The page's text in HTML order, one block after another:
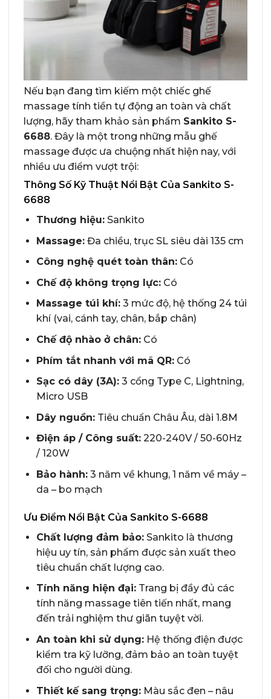
Nếu bạn đang tìm kiếm một chiếc ghế
massage tính tiền tự động an toàn và chất
lượng, hãy tham khảo sản phẩm Sankito S-
6688. Đây là một trong những mẫu ghế
massage được ưa chuộng nhất hiện nay, với
nhiều ưu điểm vượt trội:
Thông Số Kỹ Thuật Nổi Bật Của Sankito S-
6688
Thương hiệu:Sankito
Massage:Đa chiều, trục SL siêu dài 135 cm
Công nghệ quét toàn thân:Có
Chế độ không trọng lực:Có
Massage túi khí:3 mức độ, hệ thống 24 túi
khí (vai, cánh tay, chân, bắp chân)
Chế độ nhào ở chân:Có
Phím tắt nhanh với mã QR:Có
Sạc có dây (3A):3 cổng Type C, Lightning,
Micro USB
Dây nguồn:Tiêu chuẩn Châu Âu, dài 1.8M
Điện áp / Công suất:220-240V / 50-60Hz
/ 120W
Bảo hành:3 năm về khung, 1 năm về máy –
da – bo mạch
Ưu Điểm Nổi Bật Của Sankito S-6688
Chất lượng đảm bảo:Sankito là thương
hiệu uy tín, sản phẩm được sản xuất theo
tiêu chuẩn chất lượng cao.
Tính năng hiện đại:Trang bị đầy đủ các
tính năng massage tiên tiến nhất, mang
đến trải nghiệm thư giãn tuyệt vời.
An toàn khi sử dụng:Hệ thống điện được
kiểm tra kỹ lưỡng, đảm bảo an toàn tuyệt
đối cho người dùng.
Thiết kế sang trọng:Màu sắc đen – nâu